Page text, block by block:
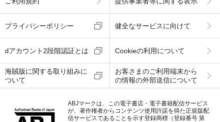
プライバシーポリシー 健全なサービスに向けて
dアカウント2段階認証とは Cookieの利用について
海賊版に関する取り組みに
ついて
お客さまのご利用端末から
の情報の外部送信について
ABJマークは、この電子書店・電子書籍配信サービス
が、著作権者からコンテンツ使用許諾を得た正規版配
信サービスであることを示す登録商標（登録番号 第